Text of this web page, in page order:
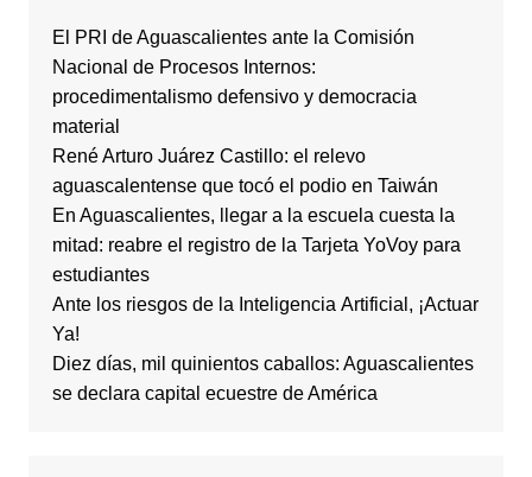
El PRI de Aguascalientes ante la Comisión
Nacional de Procesos Internos:
procedimentalismo defensivo y democracia
material
René Arturo Juárez Castillo: el relevo
aguascalentense que tocó el podio en Taiwán
En Aguascalientes, llegar a la escuela cuesta la
mitad: reabre el registro de la Tarjeta YoVoy para
estudiantes
Ante los riesgos de la Inteligencia Artificial, ¡Actuar
Ya!
Diez días, mil quinientos caballos: Aguascalientes
se declara capital ecuestre de América